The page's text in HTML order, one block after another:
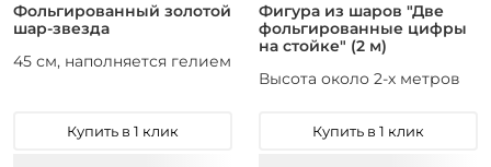
Фольгированный золотой
шар-звезда
45 см, наполняется гелием
Купить в 1 клик
Фигура из шаров "Две
фольгированные цифры
на стойке" (2 м)
Высота около 2-х метров
Купить в 1 клик